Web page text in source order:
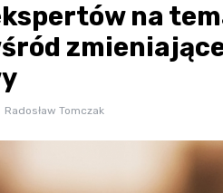
na
Radosław Tomczak